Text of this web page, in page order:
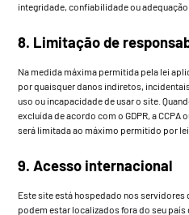
integridade, confiabilidade ou
8. Limitação de
Na medida máxima permitida pela lei
por quaisquer danos indiretos,
uso ou incapacidade de usar o site.
excluída de acordo com o GDPR, a
será limitada ao máximo permitido por lei.
9. Acesso internacional
Este site está hospedado nos servidores
podem estar localizados fora do seu país